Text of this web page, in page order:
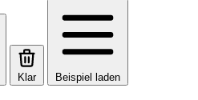
Klar Beispiel laden